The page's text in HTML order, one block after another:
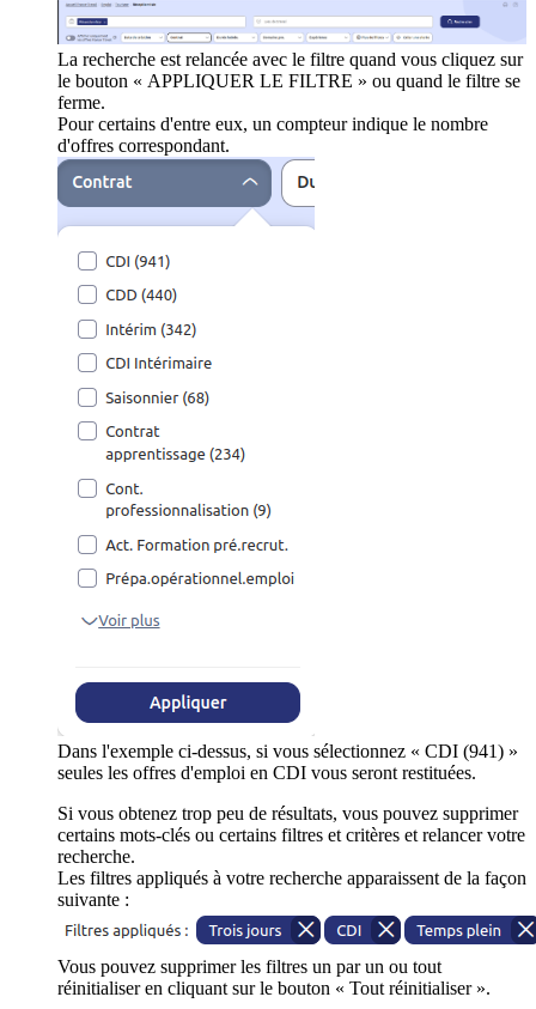
La recherche est relancée avec le filtre quand vous cliquez sur
le bouton « APPLIQUER LE FILTRE » ou quand le filtre se
ferme.
Pour certains d'entre eux, un compteur indique le nombre
d'offres correspondant.
Dans l'exemple ci-dessus, si vous sélectionnez « CDI (941) »
seules les offres d'emploi en CDI vous seront restituées.
Si vous obtenez trop peu de résultats, vous pouvez supprimer
certains mots-clés ou certains filtres et critères et relancer votre
recherche.
Les filtres appliqués à votre recherche apparaissent de la façon
suivante :
Vous pouvez supprimer les filtres un par un ou tout
réinitialiser en cliquant sur le bouton « Tout réinitialiser ».